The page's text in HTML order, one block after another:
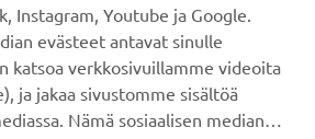
kuulee uusimmista tarjouksista,
julkaisuista ja paljon muuta...
Instagram, Youtube ja Google.
evästeet antavat sinulle
katsoa verkkosivuillamme videoita
ja jakaa sivustomme sisältöä
Nämä sosiaalisen median